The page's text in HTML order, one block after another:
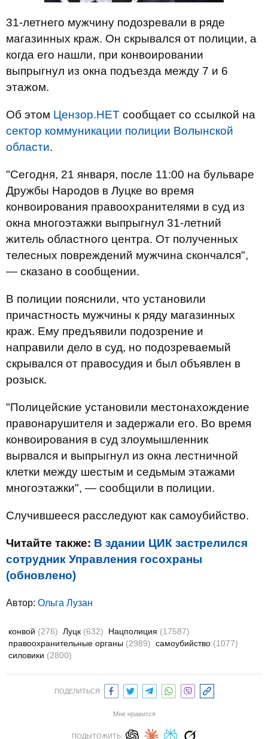
31-летнего мужчину подозревали в ряде
магазинных краж. Он скрывался от полиции, а
когда его нашли, при конвоировании
выпрыгнул из окна подъезда между 7 и 6
этажом.
Об этом Цензор.НЕТ сообщает со ссылкой на
сектор коммуникации полиции Волынской
области.
"Сегодня, 21 января, после 11:00 на бульваре
Дружбы Народов в Луцке во время
конвоирования правоохранителями в суд из
окна многоэтажки выпрыгнул 31-летний
житель областного центра. От полученных
телесных повреждений мужчина скончался",
— сказано в сообщении.
В полиции пояснили, что установили
причастность мужчины к ряду магазинных
краж. Ему предъявили подозрение и
направили дело в суд, но подозреваемый
скрывался от правосудия и был объявлен в
розыск.
"Полицейские установили местонахождение
правонарушителя и задержали его. Во время
конвоирования в суд злоумышленник
вырвался и выпрыгнул из окна лестничной
клетки между шестым и седьмым этажами
многоэтажки", — сообщили в полиции.
Случившееся расследуют как самоубийство.
Читайте также: В здании ЦИК застрелился
сотрудник Управления госохраны
(обновлено)
Автор: Ольга Лузан
конвой (276) Луцк (632) Нацполиция (17587)
правоохранительные органы (2989) самоубийство (1077)
силовики (2800)
ПОДЕЛИТЬСЯ:
Мне нравится
ПОДЫТОЖИТЬ: